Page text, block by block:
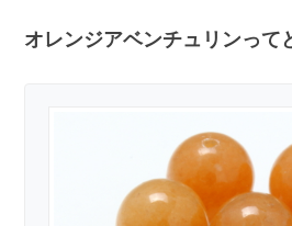
オレンジアベンチュリンって